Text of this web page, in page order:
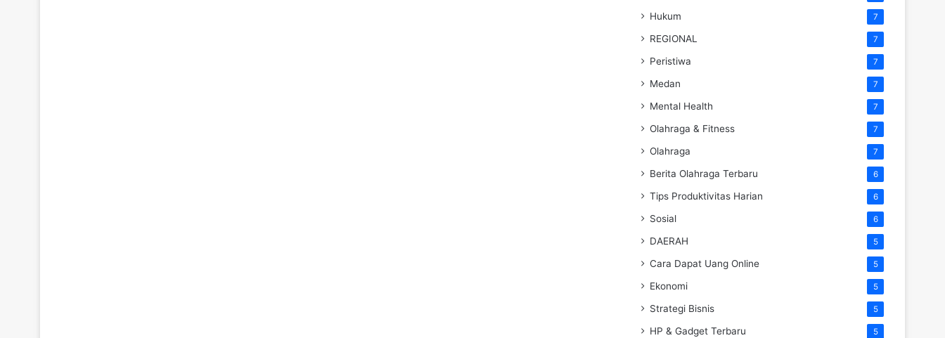
Hukum 7
REGIONAL 7
Peristiwa 7
Medan 7
Mental Health 7
Olahraga & Fitness 7
Olahraga 7
Berita Olahraga Terbaru 6
Tips Produktivitas Harian 6
Sosial 6
DAERAH 5
Cara Dapat Uang Online 5
Ekonomi 5
Strategi Bisnis 5
HP & Gadget Terbaru 5